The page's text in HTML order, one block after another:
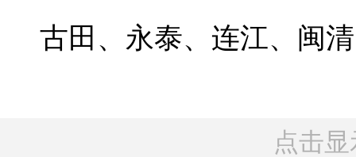
古田、永泰、连江、闽
点击